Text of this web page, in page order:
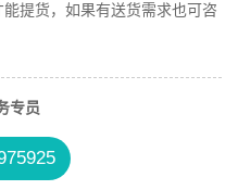
提货，如果有送货需求也可咨
专员